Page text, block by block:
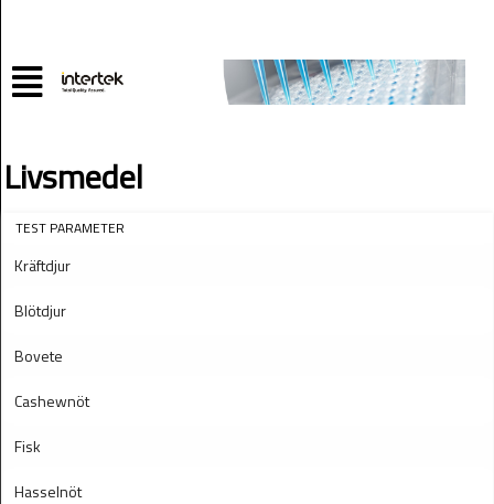
Livsmedel
TEST PARAMETER
Kräftdjur
Blötdjur
Bovete
Cashewnöt
Fisk
Hasselnöt